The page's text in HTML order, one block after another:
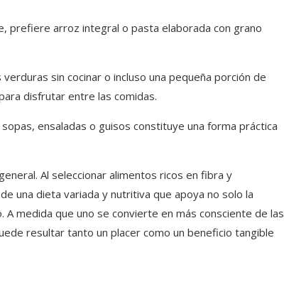
prefiere arroz integral o pasta elaborada con grano
sin cocinar o incluso una pequeña porción de
disfrutar entre las comidas.
ensaladas o guisos constituye una forma práctica
Al seleccionar alimentos ricos en fibra y
una dieta variada y nutritiva que apoya no solo la
medida que uno se convierte en más consciente de las
resultar tanto un placer como un beneficio tangible